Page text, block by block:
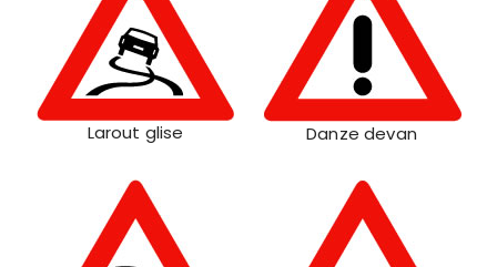
Larout glise Danze devan